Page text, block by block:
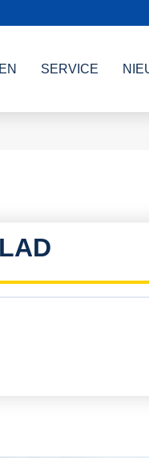
SERVICE